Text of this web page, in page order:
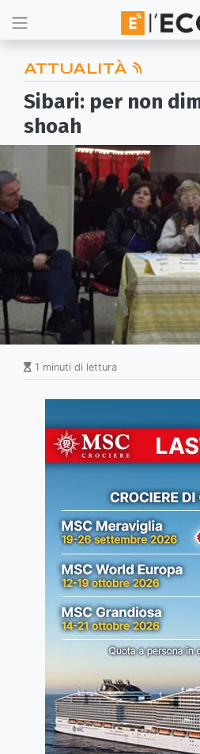
ATTUALITÀ
Sibari: per non
shoah
1 minuti di lettura